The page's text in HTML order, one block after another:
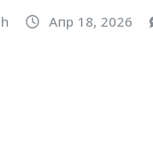
Апр 18, 2026